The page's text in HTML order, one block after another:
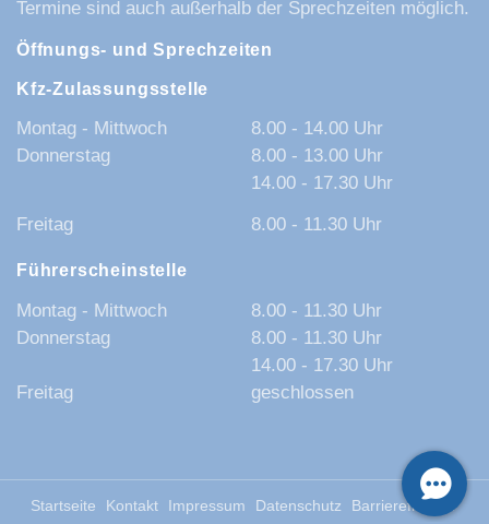
Termine sind auch außerhalb der Sprechzeiten möglich.
Öffnungs- und Sprechzeiten
Kfz-Zulassungsstelle
Montag - Mittwoch
8.00 - 14.00 Uhr
Donnerstag
8.00 - 13.00 Uhr
14.00 - 17.30 Uhr
Freitag
8.00 - 11.30 Uhr
Führerscheinstelle
Montag - Mittwoch
8.00 - 11.30 Uhr
Donnerstag
8.00 - 11.30 Uhr
14.00 - 17.30 Uhr
Freitag
geschlossen
Startseite Kontakt Impressum Datenschutz Barrierefreiheit